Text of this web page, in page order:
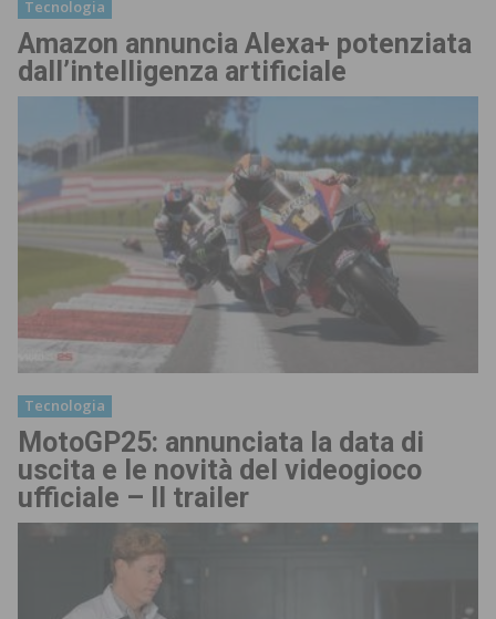
Tecnologia
Amazon annuncia Alexa+ potenziata
dall’intelligenza artificiale
Tecnologia
MotoGP25: annunciata la data di
uscita e le novità del videogioco
ufficiale – Il trailer